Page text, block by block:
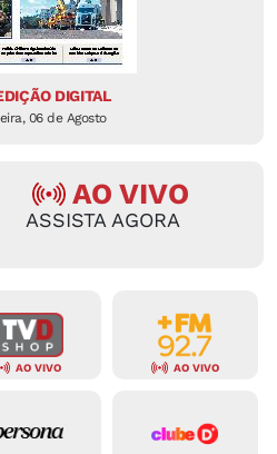
DIGITAL
06 de Agosto
AO VIVO
ASSISTA AGORA
AO VIVO AO VIVO